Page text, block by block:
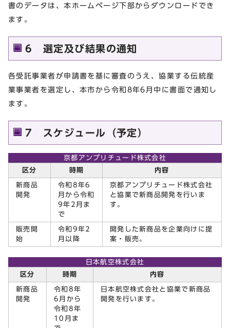
書のデータは、本ホームページ下部からダウンロードでき
ます。
6 選定及び結果の通知
各受託事業者が申請書を基に審査のうえ、協業する伝統産
業事業者を選定し、本市から令和8年6月中に書面で通知し
ます。
7 スケジュール（予定）
京都アンプリチュード株式会社
区分
時期 内容
新商品
開発
令和8年6
月から令和
9年2月ま
で
京都アンプリチュード株式会社
と協業で新商品開発を行いま
す。
販売開
始
令和9年2
月以降
開発した新商品を企業向けに提
案・販売。
日本航空株式会社
区分
時期 内容
新商品
開発
令和8年
6月から
令和8年
10月ま
日本航空株式会社と協業で新商品
開発を行います。